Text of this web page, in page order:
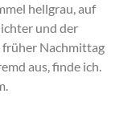
hellgrau, auf
und der
früher Nachmittag
aus, finde ich.